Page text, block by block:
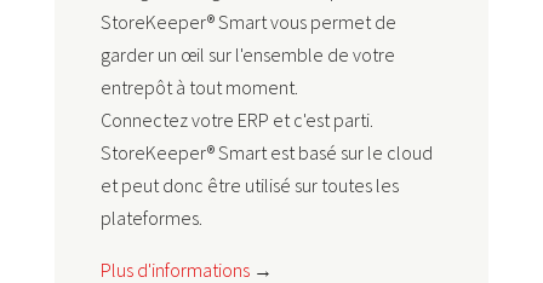
StoreKeeper® Smart vous permet de
garder un œil sur l'ensemble de votre
entrepôt à tout moment.
Connectez votre ERP et c'est parti.
StoreKeeper® Smart est basé sur le cloud
et peut donc être utilisé sur toutes les
plateformes.
Plus d'informations→